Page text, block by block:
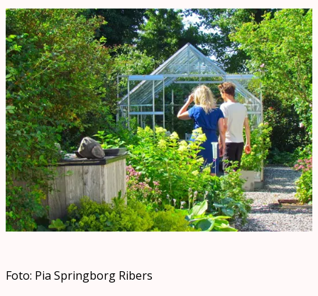
Foto: Pia Springborg Ribers